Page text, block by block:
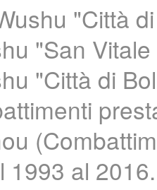
"Città
"San
"Città di
1993 al 2016.